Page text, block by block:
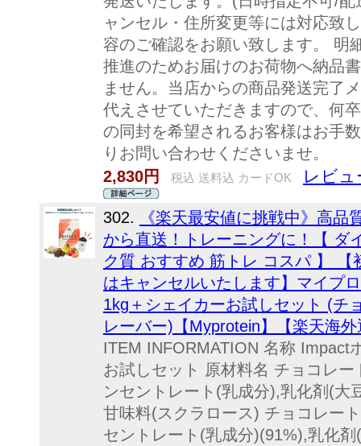
ャンセル・住所変更等には対応致
容のご確認をお願い致します。 明
推進のためお届けのお荷物へ納品
ません。当店からの商品発送完了
代えさせていただきますので、何
の同封を希望されるお客様はお手
りお問い合わせくださいませ。
2,830円
税込 送料込 カードOK レビュ
302.
《楽天最安値に挑戦中》高
から直送！トレーニングに！【 ダ
ク質 おすすめ 筋トレ コスパ 】
はキャンセルいたします】マイプ
1kg＋シェイカーお試しセット (チ
レーバー)【Myprotein】【楽天海
ITEM INFORMATION 名称 Impact
お試しセット 原材料名 チョコレ
ンセントレート(乳成分),乳化剤(大
甘味料(スクラロース) チョコレー
セントレート(乳成分)(91%),乳化